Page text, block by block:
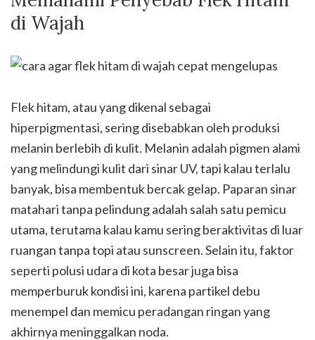
di Wajah
Flek hitam, atau yang dikenal sebagai
hiperpigmentasi, sering disebabkan oleh produksi
melanin berlebih di kulit. Melanin adalah pigmen alami
yang melindungi kulit dari sinar UV, tapi kalau terlalu
banyak, bisa membentuk bercak gelap. Paparan sinar
matahari tanpa pelindung adalah salah satu pemicu
utama, terutama kalau kamu sering beraktivitas di luar
ruangan tanpa topi atau sunscreen. Selain itu, faktor
seperti polusi udara di kota besar juga bisa
memperburuk kondisi ini, karena partikel debu
menempel dan memicu peradangan ringan yang
akhirnya meninggalkan noda.